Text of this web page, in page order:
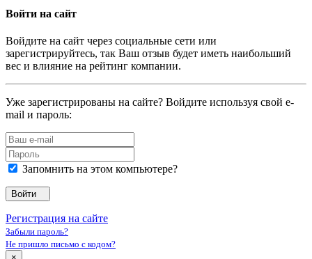
Войти на сайт
Войдите на сайт через социальные сети или
зарегистрируйтесь, так Ваш отзыв будет иметь наибольший
вес и влияние на рейтинг компании.
Уже зарегистрированы на сайте? Войдите используя свой e-
mail и пароль:
Запомнить на этом компьютере?
Войти
Регистрация на сайте
Забыли пароль?
Не пришло письмо с кодом?